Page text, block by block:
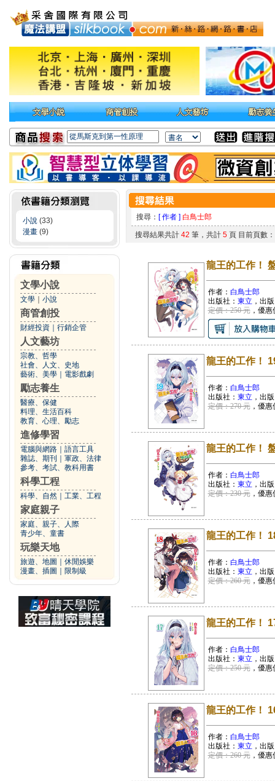
小說 (33)
漫畫 (9)
文學小說
文學 小說
商管創投
財經投資 行銷企管
人文藝坊
宗教、哲學
社會、人文、史地
藝術、美學
電影戲劇
勵志養生
醫療、保健
料理、生活百科
教育、心理、勵志
進修學習
電腦與網路
語言工具
雜誌、期刊
軍政、法律
參考、考試、教科用書
科學工程
科學、自然 工業、工程
家庭親子
家庭、親子、人際
青少年、童書
玩樂天地
旅遊、地圖
休閒娛樂
漫畫、插圖
限制級
搜尋： [ 作者 ] 白鳥士郎
搜尋結果共計 42 筆，共計 5頁 目前頁數
龍王的工作！
作者： 白鳥士郎
出版社： 東立 ，出
定價：250 元，優惠
龍王的工作！
作者： 白鳥士郎
出版社： 東立 ，出
定價：270 元，優惠
龍王的工作！
作者： 白鳥士郎
出版社： 東立 ，出
定價：230 元，優惠
龍王的工作！
作者： 白鳥士郎
出版社： 東立 ，出
定價：260 元，優惠
龍王的工作！
作者： 白鳥士郎
出版社： 東立 ，出
定價：250 元，優惠
龍王的工作！
作者： 白鳥士郎
出版社： 東立 ，出
定價：260 元，優惠